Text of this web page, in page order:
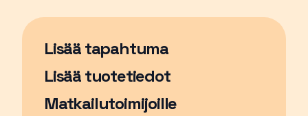
Lisää tapahtuma
Sivu avautuu uudessa ikkunassa
Lisää tuotetiedot
Matkailutoimijoille